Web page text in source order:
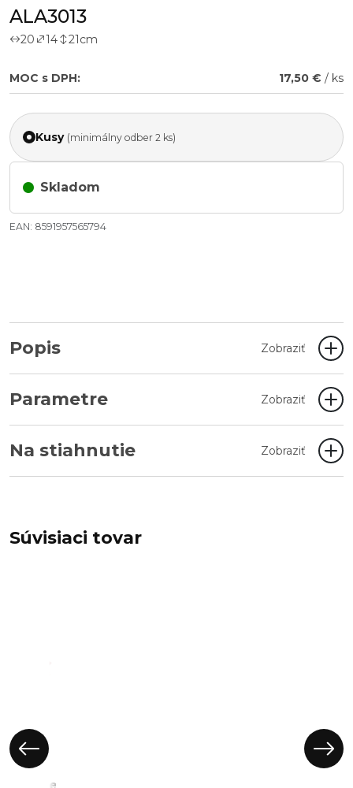
ALA3013
20 14 21cm
MOC s DPH: 17,50 € / ks
Kusy (minimálny odber 2 ks)
Skladom
EAN: 8591957565794
Popis Zobraziť
Parametre Zobraziť
Na stiahnutie Zobraziť
Súvisiaci tovar